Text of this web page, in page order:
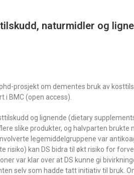
naturmidler og
prosjekt om dementes bruk av
i BMC (open access).
og lignende (dietary
slike produkter, og halvparten
legemiddelgruppene var
risiko) kan DS bidra til økt risiko for
var klar over at DS kunne gi
selv som hadde tatt initiativ til bruk.